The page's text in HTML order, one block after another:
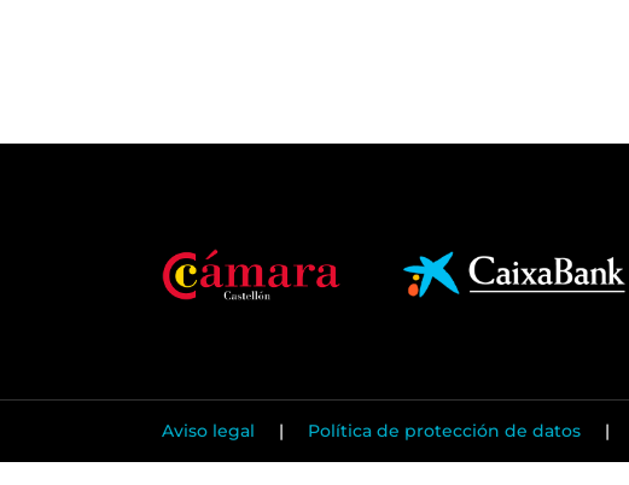
Aviso legal | Política de protección de datos |